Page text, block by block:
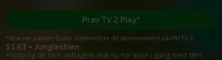
S1:E3 • Junglestien
Phillip og de fem deltagere skal nu for alvor i gang med den
Prøv TV 2 Play*
*Kræver pakken Basis. Administrer dit abonnement på Mit TV 2.